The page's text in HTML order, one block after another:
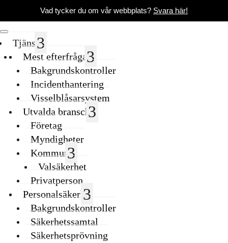
Vad tycker du om vår webbplats? Svara här!
Tjänster
Mest efterfrågade
Bakgrundskontroller
Incidenthantering
Visselblåsarsystem
Utvalda branscher
Företag
Myndigheter
Kommuner
Valsäkerhet
Privatperson
Personalsäkerhet
Bakgrundskontroller
Säkerhetssamtal
Säkerhetsprövning